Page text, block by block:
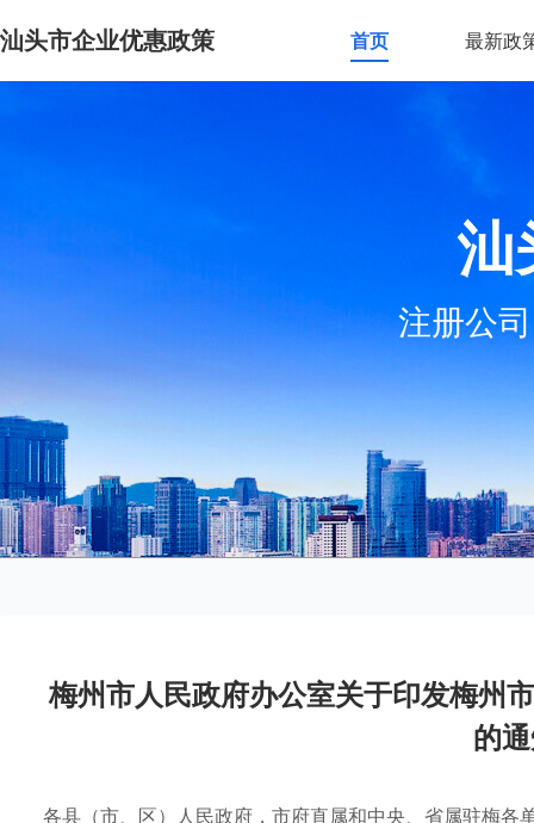
汕头市企业优惠政策 首页 最新政
汕
注册公
梅州市人民政府办公室关于印发梅
的
各县（市、区）人民政府，市府直属和中央、省属驻梅各单位：《梅州市畜牧业发展规划（2024—2028年）》已经市人民政府同意，现印发给你们，请认真组织实施。实施过程中遇到的问题，请径向市农业农村局反映。梅州市人民政府办公室2024年8月5日梅州市畜牧业发展规划（2024—2028年）目录一、“十四五”以来主要发展成效（一）畜牧业稳产保供扎实推进（二）畜牧业现代化建设凸显成效（三）畜牧业绿色发展取得重大进展（四）畜牧业生产和质量安全保障有力二、畜牧业发展形势（一）有利条件（二）面临挑战（三）发展思路三、区域布局（一）总体布局（二）主导产业发展布局（三）特色畜禽发展布局四、重点任务（一）构建现代畜牧业生产经营体系（二）完善现代畜牧业科技创新与推广体系（三）强化现代畜牧业质量安全保障（四）完善现代畜牧业服务体系五、强化保障措施（一）加强组织领导（二）加强政策扶持（三）加强法制保障（四）加强人才支撑（五）加强交流合作一、“十四五”以来主要发展成效“十四五”以来，全市畜牧业克服资源要素趋紧、非洲猪瘟传入、生产异常波动和新冠疫情冲击等不利影响，生产方式加快转变，绿色发展全面推进，现代化建设取得明显进展，综合生产能力、市场竞争力和可持续发展能力不断增强。（一）畜牧业稳产保供扎实推进。2023年，全市肉类、禽蛋、奶类总产量分别达29.9万吨、3.89万吨和0.4万吨，畜牧业产值90.26亿元，占农林牧渔业总产值的21.38%。肉类生产是我市畜牧主产业，2023年度同比增长6.72%；蛋类生产快速发展，2023年产量同比增长6.81%；奶类生产持续增长，2023年同比增长95.3%。肉奶蛋市场供应充足、种类丰富，有力保障了“菜篮子”供给安全。2023年度主要畜产品生猪出栏量受非洲猪瘟疫情影响下滑后恢复到219.56万头，同比增长9.1%；家禽出栏量7794.56万只，同比下降3.9%。2023年度工业饲料总产量106.74万吨、总产值39.14亿元。（二）畜牧业现代化建设凸显成效。一是畜禽品种保护和开发利用体系基本形成。全市有各类种畜禽场20家。拥有省级生猪核心育种场2个（占全省7.41%）。建设国家级保种场（区）2个，省级保种场（区）6个，形成了粤东黑猪、陆丰牛、石歧鸽、华南中蜂等特色产业区带。二是畜禽标准化规模养殖水平不断提高。截至2023年底全市创建了1家国家级标准化示范场、56家省级标准化示范场和6个广东省现代化美丽牧场，示范带动产业转型升级。畜禽规模养殖比例从2022年的46.5%提升到2023年的49.2%。三是饲料业转型升级步伐加快。全市现有饲料生产企业16家，其中配合饲料（含浓缩料）生产企业10家，单一饲料生产企业2家，预混料生产企业1家，饲料添加剂生产企业3家。全市饲料产品质量保持较高水平，构建精准配方技术体系，饲料利用效率高。（三）畜牧业绿色发展取得重大进展。强化对养殖场畜禽粪污资源化利用的指导和服务工作，大力推广种养结合的废弃物综合利用模式。从源头上控制污染物排放，把固体粪便和污水当作优质有机肥，粪污收集还田利用，变废为宝，实现农牧循环发展。树立畜禽养殖主体责任人的意识，指导养殖场（户）科学养殖，提高畜禽粪污资源化利用水平。全市畜禽粪污综合利用率连续多年保持在80%以上。（四）畜牧业生产和质量安全保障有力。动物疫情形势总体平稳，有效防控非洲猪瘟、高致病性禽流感等重大动物疫病，保障了全市畜产品市场供给。强化重大动物疫病强制免疫，畜禽群体免疫密度和免疫合格率分别维持在90%和70%以上。1个生猪养殖企业无非洲猪瘟小区通过国家评估，2个种畜禽场通过省级动物疫病净化评估验收，全市共建成专业集中病死畜禽无害化处理厂5个。2023年，全市饲料、兽药产品抽检合格率均达到100%，生鲜乳监督检查和抽样监测合格率100%。全市未发生区域性重大畜产品质量安全事件，畜产品质量安全保持较高水平。二、畜牧业发展形势“十四五”时期是全面实施乡村振兴战略加快推进农业农村现代化的重要战略期。全社会重农、强农氛围进一步增强，综合国力上升带动作用逐步彰显，新一轮科技革命影响不断加深，推进畜牧业现代化发展面临难得的历史机遇。但当今世界百年未有之大变局加速演进，“十四五”时期畜牧业发展的内外部环境更加复杂，依靠国内资源增产扩能的难度日益增加，依靠进口调节国内余缺的不确定性加大，推动畜牧业高质量发展依然面临诸多挑战。（一）有利条件。1.政策环境优化为畜牧业发展提供有力保障。近年，中央到地方各级出台了支持畜牧业转型升级和高质量发展的系列政策措施，产业政策体系进一步健全。《农业农村部国家发展改革委财政部生态环境部商务部银保监会关于促进生猪产业持续健康发展的意见》（农牧发〔2021〕24号）、《广东省农业农村厅关于印发〈广东省现代畜牧业发展“十四五”规划（2021—2025年）〉的通知》（粤农农〔2022〕127号）、《梅州市人民政府办公室关于印发梅州市加快推进生猪家禽产业转型升级实施方案的通知》（梅市府办函〔2020〕59号）、《梅州市人民政府办公室关于印发〈梅州市肉牛产业发展实施意见〉的通知》（梅市府办函〔2023〕134号）的出台，为全市“十四五”畜牧行业发展指明了发展方向。“菜篮子”市长负责制全面落实，设施农业用地、生态环境保护等关键环节审批流程有效优化，金融扶持、财政投入支持畜牧业发展的系列政策举措相继出台，畜牧业稳产保供等政策保障体系得到了进一步完善。2.构建新发展格局为畜牧业发展拓展新空间。“十四五”时期我国将加快形成以国内大循环为主体、国内国际双循环相互促进的新发展格局，全国统一大市场的建设步伐加快，全国GDP迈上100万亿元台阶，人均GDP突破1万美元关口，大国效应和超大规模市场优势进一步显现；RCEP协定正式实施，我国融入全球最大区域自由贸易圈，国际国内两个市场联系更加紧密。广东是全国第一经济大省和第一消费大省，“双区”（粤港澳大湾区、深圳先行示范区）建设、“双城”（广州、深圳）联动战略将有力推进带动农业农村融入“一核一带一区”（珠三角九市、沿海经济带和北部生态发展区）区域发展格局。省委“1310”具体部署特别是“百千万工程”纵深推进，《梅州方案》、省《若干措施》、融湾财政政策等叠加利好，为全市现代化畜牧业发展提供了更大空间。3.消费水平提升为畜牧业结构优化形成新拉力。随着经济社会快速发展，城乡经济进一步融合，人民群众消费结构进入加速升级阶段，动物蛋白产品特别是绿色优质畜产品需求加快增长，拉动畜牧业产品结构持续优化。国家实施动物疫病分区防控政策促进“调畜禽”向“调肉品”转型，互联网+、电商经济的蓬勃发展改变着传统的流通消费渠道，预制菜的快速兴起改变着畜产品流通和消费方式，将推动畜牧业加快升级生产经营模式、延伸产业链条，形成养殖、屠宰、加工、配送等环节融合发展的新格局。4.科技进步为畜牧业转型升级增添新动力。近年来，全球新一轮科技革命和产业变革孕育兴起，以基因编辑、转基因、分子设计等为代表的生物技术日新月异，以物联网、大数据、云计算、区块链等为代表的信息化技术迅猛发展，为传统畜牧业转型发展带来巨大推力。物联网开启了畜牧业发展的新时代，让畜牧业实现自动化、规模化、数字化、智能化，不断催生新产业、新业态、新模式，为畜牧业发展增添新动能。现代信息技术和生物技术的快速发展和普及应用，将对全市畜牧业生产、加工、流通、消费等各环节，以及政府部门的监管服务方式产生深刻影响。（二）面临挑战。1.保障国家粮食安全任务艰巨，提升畜产品供给能力面临新要求。目前，全市家禽基本实现自给自足，但其他畜产品自给率低，猪肉、牛羊肉、鸡蛋、牛奶远不能满足市场需求。今后，随着人口总量增长、城镇人口比重上升、收入水平提高和工业用途拓展等，农产品特别是畜禽产品需求都将呈刚性增长态势，对畜禽产业稳产保供提出了重大的挑战。2.动物疫情和质量安全风险高，维护畜牧产业安全面临新考验。全市每年从外地调入大量畜禽产品，输入性重大动物疫情风险仍然较大，呈现多样性、复杂性、经常性的特点，动物疫病防控压力巨大。畜禽养殖过程还存在不规范使用投入品、非法使用违禁物等质量安全隐患。畜牧业受规模化、组织化程度限制，标准化生产、规范化管理水平还有待进一步提高，小规模分散养殖主体责任意识不强，全面落实动物疫情防控和质量安全监管仍然存在不少困难。3.资源环境约束趋紧，保护与发展矛盾日益凸显，推进畜牧业绿色发展需要新突破。居民对生态环境的要求越来越高，给畜牧业绿色发展提出了新的要求。已经实施的《畜禽规模养殖污染防治条例》和《中华人民共和国环境保护法》，对今后畜牧业发展提出明确要求，畜禽养殖场必须控制和减缓污染，否则难有立足之地。现阶段畜禽养殖废弃物处理成本偏高，部分养殖户环境保护意识薄弱，粪污处理设施设备和技术力量缺乏，影响了环保治理的推进。（三）发展思路。以习近平新时代中国特色社会主义思想为指导，全面贯彻落实党的二十大和二十届二中、三中全会精神，认真落实省委十三届二次全会精神，全面实施“百千万工程”，持续深化供给侧结构性改革，调整优化产业结构和空间布局，加快构建现代养殖体系、动物防疫体系和加工流通体系，不断提高畜产品供给水平。以保供给、保安全、保生态、促发展“三保一促”为基本目标，围绕建设现代生态畜牧业发展定位，到2028年，全市畜牧业整体竞争力稳步提高，综合生产能力和供应保障能力大幅提升，标准化规模养殖长足发展，动物疫病防控能力显著增强，绿色发展水平显著提高，质量安全基础更加扎实。一是高质量保供给。产业结构和区域布局进一步优化，畜牧业综合生产能力和供应保障能力大幅提升。到2028年，全市猪肉、牛肉、禽肉产量分别保持在18万吨以上、1.4万吨、11万吨以上，禽蛋产量达到4万吨以上；生猪出栏量达到240万头以上，自给率保持在80%以上，肉牛出栏量达到7万头以上、家禽出栏量达到8000万只以上。产品结构不断优化，高端、特色差异化产品供给持续增加。二是高标准保安全。标准化规模养殖水平全面提升，畜禽产品质量安全保障有力，重大风险防控能力显著提高。全市畜禽规模养殖比例达到50%以上，生产经营集约化、设施化、智能化水平明显提升。养殖投入品监管支撑体系进一步完善，兽药饲料产品合格率进一步提升，兽药产品可追溯。进一步建成与养殖规模相适应的动物防疫体系，重大疫病和主要人畜共患病风险得到有效控制，防范动物疫病传入风险的能力进一步增强。三是高水平保生态。生产发展与资源环境承载力基本匹配，畜禽粪污资源化利用持续推进。全市畜禽粪污综合利用率达到85%以上，形成种养结合、农牧循环的可持续发展新格局。四是高要求促发展。加快发展畜产品加工储运、兽药、饲料、生物科技、动物诊疗、废弃物综合利用等关联产业，培育畜牧业休闲观光体验、电子商务等新业态，促进畜牧业、种植业和二三产业融合发展，建设一批养殖、屠宰、加工、配送全产业链示范企业，加强冷鲜肉品消费宣传引导，提高冷鲜猪肉消费比重。到2028年，全市畜牧业总产值达到100亿元以上。专栏一梅州市畜牧业2024—2028年主要发展目标指标2023年2028年指标属性畜牧业总产值（亿元）90.26≥100预期性饲料工业总产值（亿元）39.14≥40预期性肉类产量（万吨）29.9≥30.7预期性其中：猪肉产量（万吨）17.33≥18预期性禽肉产量（万吨）10.84≥11预期性牛肉产量（万吨）0.37≥1.4预期性羊肉产量（万吨）0.28≥0.3预期性蛋类产量（万吨）3.89≥4预期性奶类产量（万吨）0.4≥0.5预期性畜禽养殖规模化率（%）49.2≥50预期性畜禽粪污综合利用率（%）85.06≥85约束性三、区域布局（一）总体布局。立足畜牧业现状基础，综合考虑资源禀赋、环境承载力等因素，科学规划梅州市畜牧养殖布局，发挥区域比较优势，重点发展梅县区、兴宁市、五华县等三大畜牧养殖区，实现畜牧生产布局与土地、资源、环境、经济社会发展相互协调。深入推进畜牧业供给侧结构性改革，调整优化畜禽产业结构，提高行业整体水平，构建产业高端、优质高效，布局合理、产销协调，环境友好、绿色安全的畜牧业发展总体格局。1.重点畜牧养殖区。区域范围：包括梅县区、兴宁市、五华县。发展方向：联合有关科研院所，构建种业创新中心和遗传资源保护中心，辐射带动全市畜禽种业发展，加强畜禽遗传资源保护、提纯复壮、品种选育、种畜禽繁殖和市场推广。调整优化生